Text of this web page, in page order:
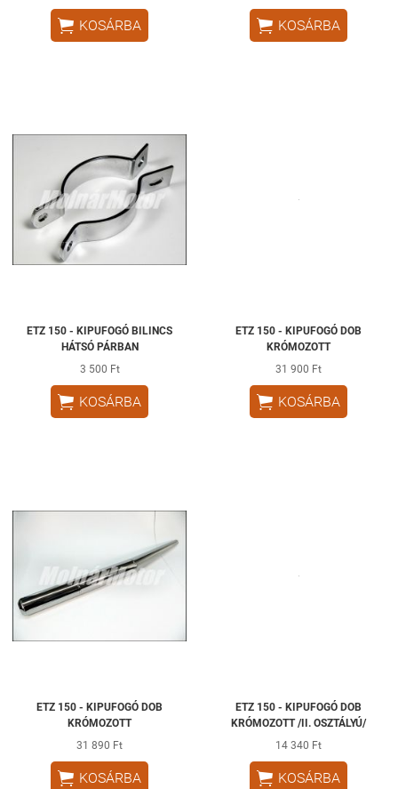
 KOSÁRBA  KOSÁRBA
ETZ 150 - KIPUFOGÓ BILINCS
HÁTSÓ PÁRBAN
3 500 Ft
 KOSÁRBA
ETZ 150 - KIPUFOGÓ DOB
KRÓMOZOTT
31 900 Ft
 KOSÁRBA
ETZ 150 - KIPUFOGÓ DOB
KRÓMOZOTT
31 890 Ft
 KOSÁRBA
ETZ 150 - KIPUFOGÓ DOB
KRÓMOZOTT /II. OSZTÁLYÚ/
14 340 Ft
 KOSÁRBA